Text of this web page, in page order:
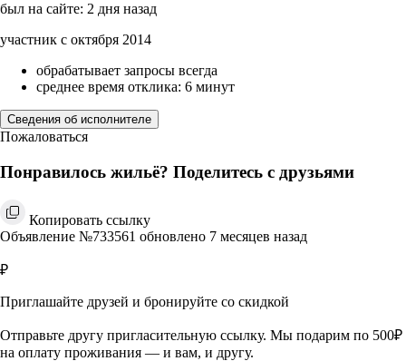
был на сайте: 2 дня назад
участник с октября 2014
обрабатывает запросы всегда
среднее время отклика: 6 минут
Сведения об исполнителе
Пожаловаться
Понравилось жильё? Поделитесь с друзьями
Копировать ссылку
Объявление №733561 обновлено 7 месяцев назад
₽
Приглашайте друзей и бронируйте со скидкой
Отправьте другу пригласительную ссылку. Мы подарим по 500₽
на оплату проживания — и вам, и другу.